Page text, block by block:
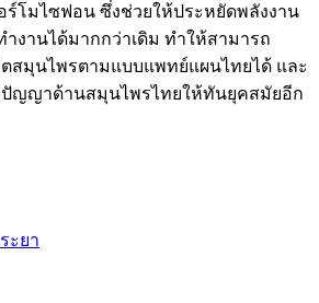
ร์โมไซฟอน ซึ่งช่วยให้ประหยัดพลังงาน
งานได้มากกว่าเดิม ทำให้สามารถ
สมุนไพรตามแบบแพทย์แผนไทยได้ และ
ญญาด้านสมุนไพรไทยให้ทันยุคสมัยอีก
ะยา